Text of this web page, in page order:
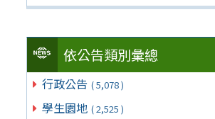
依公告類別彙總
行政公告 ( 5,078 )
學生園地 ( 2,525 )